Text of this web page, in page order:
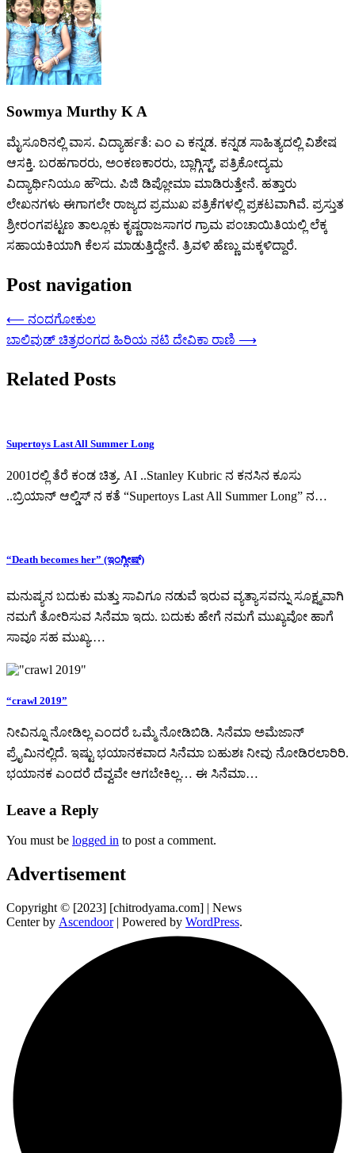
Sowmya Murthy K A
ಮೈಸೂರಿನಲ್ಲಿ ವಾಸ. ವಿದ್ಯಾರ್ಹತೆ: ಎಂ ಎ ಕನ್ನಡ. ಕನ್ನಡ ಸಾಹಿತ್ಯದಲ್ಲಿ ವಿಶೇಷ
ಆಸಕ್ತಿ. ಬರಹಗಾರರು, ಅಂಕಣಕಾರರು, ಬ್ಲಾಗ್ಗಿಸ್ಟ್, ಪತ್ರಿಕೋದ್ಯಮ
ವಿದ್ಯಾರ್ಥಿನಿಯೂ ಹೌದು. ಪಿಜಿ ಡಿಪ್ಲೋಮಾ ಮಾಡಿರುತ್ತೇನೆ. ಹತ್ತಾರು
ಲೇಖನಗಳು ಈಗಾಗಲೇ ರಾಜ್ಯದ ಪ್ರಮುಖ ಪತ್ರಿಕೆಗಳಲ್ಲಿ ಪ್ರಕಟವಾಗಿವೆ. ಪ್ರಸ್ತುತ
ಶ್ರೀರಂಗಪಟ್ಟಣ ತಾಲ್ಲೂಕು ಕೃಷ್ಣರಾಜಸಾಗರ ಗ್ರಾಮ ಪಂಚಾಯಿತಿಯಲ್ಲಿ ಲೆಕ್ಕ
ಸಹಾಯಕಿಯಾಗಿ ಕೆಲಸ ಮಾಡುತ್ತಿದ್ದೇನೆ. ತ್ರಿವಳಿ ಹೆಣ್ಣು ಮಕ್ಕಳಿದ್ದಾರೆ.
Post navigation
⟵ ನಂದಗೋಕುಲ
ಬಾಲಿವುಡ್ ಚಿತ್ರರಂಗದ ಹಿರಿಯ ನಟಿ ದೇವಿಕಾ ರಾಣಿ ⟶
Related Posts
Supertoys Last All Summer Long
2001ರಲ್ಲಿ ತೆರೆ ಕಂಡ ಚಿತ್ರ. AI ..Stanley Kubric ನ ಕನಸಿನ ಕೂಸು
..ಬ್ರಿಯಾನ್ ಆಲ್ಡಿಸ್ ನ ಕತೆ “Supertoys Last All Summer Long” ನ…
“Death becomes her” (ಇಂಗ್ಲೀಷ್)
ಮನುಷ್ಯನ ಬದುಕು ಮತ್ತು ಸಾವಿಗೂ ನಡುವೆ ಇರುವ ವ್ಯತ್ಯಾಸವನ್ನು ಸೂಕ್ಷ್ಮವಾಗಿ
ನಮಗೆ ತೋರಿಸುವ ಸಿನೆಮಾ ಇದು. ಬದುಕು ಹೇಗೆ ನಮಗೆ ಮುಖ್ಯವೋ ಹಾಗೆ
ಸಾವೂ ಸಹ ಮುಖ್ಯ.…
“crawl 2019”
ನೀವಿನ್ನೂ ನೋಡಿಲ್ಲ ಎಂದರೆ ಒಮ್ಮೆ ನೋಡಿಬಿಡಿ. ಸಿನೆಮಾ ಅಮೆಜಾನ್
ಪ್ರೈಮಿನಲ್ಲಿದೆ. ಇಷ್ಟು ಭಯಾನಕವಾದ ಸಿನೆಮಾ ಬಹುಶಃ ನೀವು ನೋಡಿರಲಾರಿರಿ.
ಭಯಾನಕ ಎಂದರೆ ದೆವ್ವವೇ ಆಗಬೇಕಿಲ್ಲ… ಈ ಸಿನೆಮಾ…
Leave a Reply
You must be logged in to post a comment.
Advertisement
Copyright © [2023] [chitrodyama.com] | News
Center by Ascendoor| Powered by WordPress.